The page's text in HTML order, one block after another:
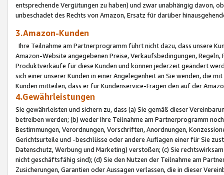
entsprechende Vergütungen zu haben) und zwar unabhängig davon,
unbeschadet des Rechts von Amazon, Ersatz für darüber
3.Amazon-Kunden
Ihre Teilnahme am Partnerprogramm führt nicht dazu, dass unsere
Amazon-Website angegebenen Preise, Verkaufsbedingungen,
Produktverkäufe für diese Kunden und können jederzeit geändert
sich einer unserer Kunden in einer Angelegenheit an Sie wenden, die
Kunden mitteilen, dass er für Kundenservice-Fragen den auf der
4.Gewährleistungen
Sie gewährleisten und sichern zu, dass (a) Sie gemäß dieser
betreiben werden; (b) weder Ihre Teilnahme am Partnerprogramm
Bestimmungen, Verordnungen, Vorschriften, Anordnungen,
Gerichtsurteile und -beschlüsse oder andere Auflagen einer für Sie
Datenschutz, Werbung und Marketing) verstoßen; (c) Sie
nicht geschäftsfähig sind); (d) Sie den Nutzen der Teilnahme am
Zusicherungen, Garantien oder Aussagen verlassen, die in dieser